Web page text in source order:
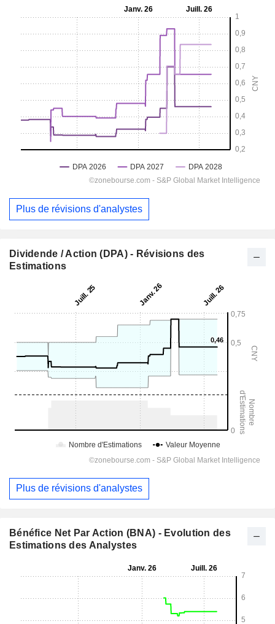
Plus de révisions d'analystes
Dividende / Action (DPA) - Révisions des
Estimations
Plus de révisions d'analystes
Bénéfice Net Par Action (BNA) - Evolution des
Estimations des Analystes